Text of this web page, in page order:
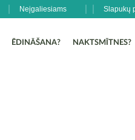
Slapukų
Neįgaliesiams
ĒDINĀŠANA? NAKTSMĪTNES?